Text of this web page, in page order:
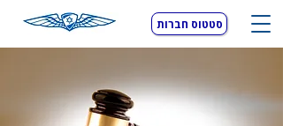
סטטוס חברות